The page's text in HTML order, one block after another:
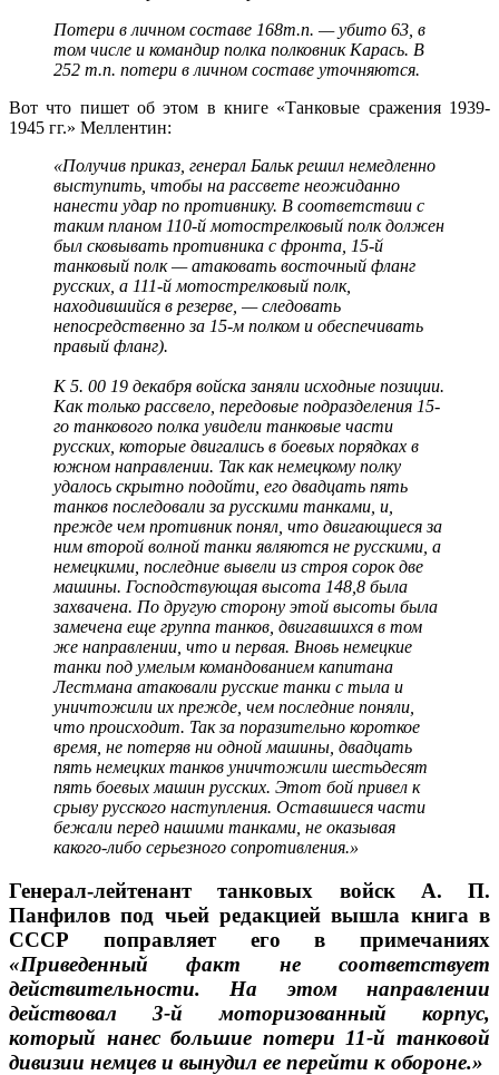
Потери в личном составе 168т.п. — убито 63, в
том числе и командир полка полковник Карась. В
252 т.п. потери в личном составе уточняются.
Вот что пишет об этом в книге «Танковые сражения 1939-
1945 гг.» Меллентин:
«Получив приказ, генерал Бальк решил немедленно
выступить, чтобы на рассвете неожиданно
нанести удар по противнику. В соответствии с
таким планом 110-й мотострелковый полк должен
был сковывать противника с фронта, 15-й
танковый полк — атаковать восточный фланг
русских, а 111-й мотострелковый полк,
находившийся в резерве, — следовать
непосредственно за 15-м полком и обеспечивать
правый фланг).
К 5. 00 19 декабря войска заняли исходные позиции.
Как только рассвело, передовые подразделения 15-
го танкового полка увидели танковые части
русских, которые двигались в боевых порядках в
южном направлении. Так как немецкому полку
удалось скрытно подойти, его двадцать пять
танков последовали за русскими танками, и,
прежде чем противник понял, что двигающиеся за
ним второй волной танки являются не русскими, а
немецкими, последние вывели из строя сорок две
машины. Господствующая высота 148,8 была
захвачена. По другую сторону этой высоты была
замечена еще группа танков, двигавшихся в том
же направлении, что и первая. Вновь немецкие
танки под умелым командованием капитана
Лестмана атаковали русские танки с тыла и
уничтожили их прежде, чем последние поняли,
что происходит. Так за поразительно короткое
время, не потеряв ни одной машины, двадцать
пять немецких танков уничтожили шестьдесят
пять боевых машин русских. Этот бой привел к
срыву русского наступления. Оставшиеся части
бежали перед нашими танками, не оказывая
какого-либо серьезного сопротивления.»
Генерал-лейтенант танковых войск А. П.
Панфилов под чьей редакцией вышла книга в
СССР поправляет его в примечаниях
«Приведенный факт не соответствует
действительности. На этом направлении
действовал 3-й моторизованный корпус,
который нанес большие потери 11-й танковой
дивизии немцев и вынудил ее перейти к обороне.»